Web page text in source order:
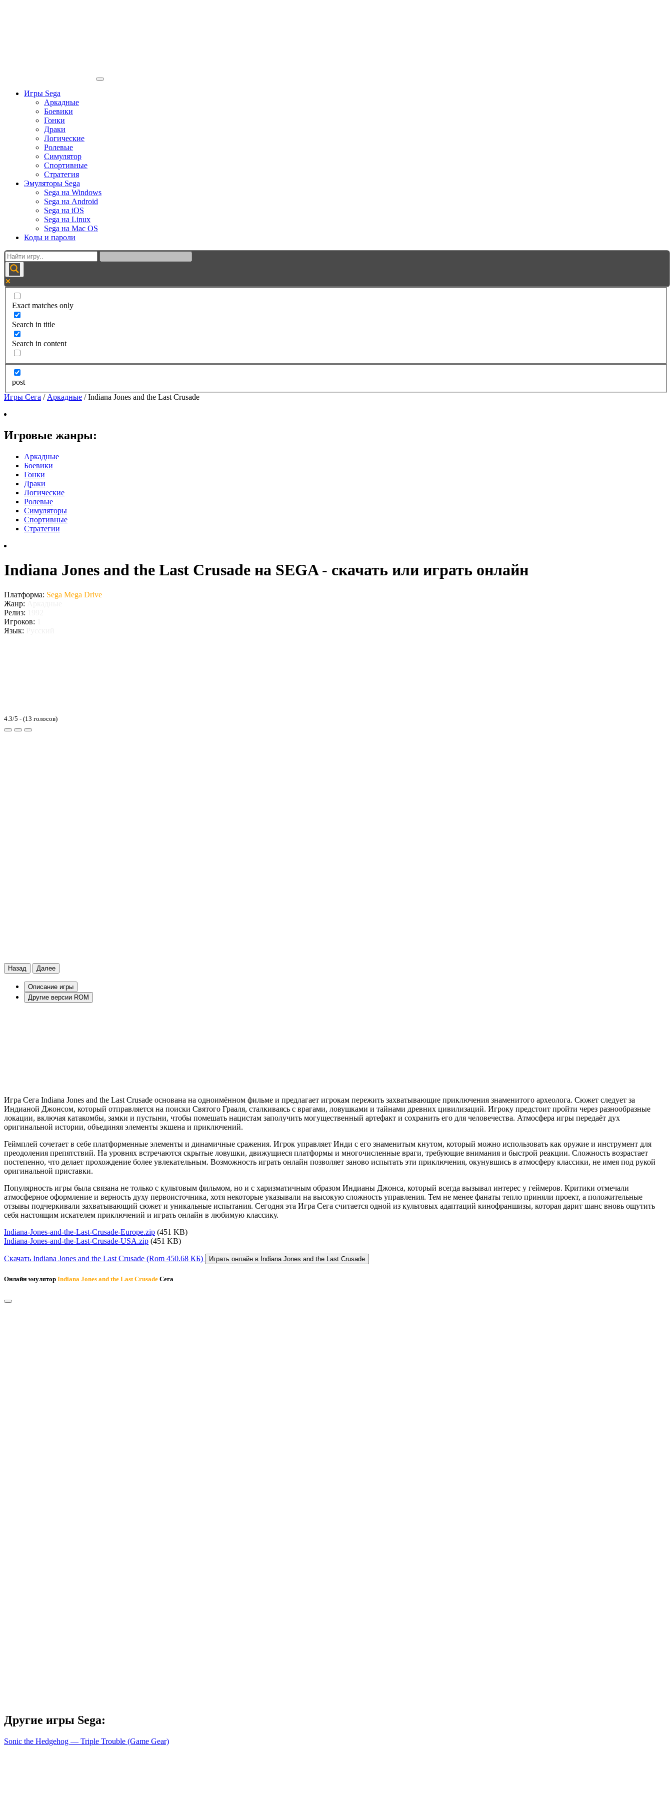
Игры Sega
Аркадные
Боевики
Гонки
Драки
Логические
Ролевые
Симулятор
Спортивные
Стратегия
Эмуляторы Sega
Sega на Windows
Sega на Android
Sega на iOS
Sega на Linux
Sega на Mac OS
Коды и пароли
Exact matches only
Search in title
Search in content
post
Игры Сега / Аркадные /Indiana Jones and the Last Crusade
Игровые жанры:
Аркадные
Боевики
Гонки
Драки
Логические
Ролевые
Симуляторы
Спортивные
Стратегии
Indiana Jones and the Last Crusade на SEGA - скачать или играть онлайн
Платформа: Sega Mega Drive
Жанр:
Релиз:
Игроков:
Язык:
4.3/5 - (13 голосов)
Назад Далее
Описание игры
Другие версии ROM
Игра Сега Indiana Jones and the Last Crusade основана на одноимённом фильме и предлагает игрокам пережить захватывающие приключения знаменитого археолога. Сюжет следует за
Индианой Джонсом, который отправляется на поиски Святого Грааля, сталкиваясь с врагами, ловушками и тайнами древних цивилизаций. Игроку предстоит пройти через разнообразные
локации, включая катакомбы, замки и пустыни, чтобы помешать нацистам заполучить могущественный артефакт и сохранить его для человечества. Атмосфера игры передаёт дух
оригинальной истории, объединяя элементы экшена и приключений.
Геймплей сочетает в себе платформенные элементы и динамичные сражения. Игрок управляет Инди с его знаменитым кнутом, который можно использовать как оружие и инструмент для
преодоления препятствий. На уровнях встречаются скрытые ловушки, движущиеся платформы и многочисленные враги, требующие внимания и быстрой реакции. Сложность возрастает
постепенно, что делает прохождение более увлекательным. Возможность играть онлайн позволяет заново испытать эти приключения, окунувшись в атмосферу классики, не имея под рукой
оригинальной приставки.
Популярность игры была связана не только с культовым фильмом, но и с харизматичным образом Индианы Джонса, который всегда вызывал интерес у геймеров. Критики отмечали
атмосферное оформление и верность духу первоисточника, хотя некоторые указывали на высокую сложность управления. Тем не менее фанаты тепло приняли проект, а положительные
отзывы подчеркивали захватывающий сюжет и уникальные испытания. Сегодня эта Игра Сега считается одной из культовых адаптаций кинофраншизы, которая дарит шанс вновь ощутить
себя настоящим искателем приключений и играть онлайн в любимую классику.
Indiana-Jones-and-the-Last-Crusade-Europe.zip (451 KB)
Indiana-Jones-and-the-Last-Crusade-USA.zip (451 KB)
Скачать Indiana Jones and the Last Crusade (Rom 450.68 КБ) Играть онлайн в Indiana Jones and the Last Crusade
Онлайн эмулятор Indiana Jones and the Last Crusade Сега
Другие игры Sega:
Sonic the Hedgehog — Triple Trouble (Game Gear)